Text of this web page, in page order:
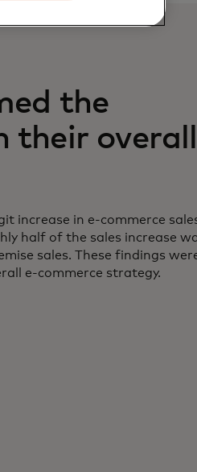
the
their overall
increase in e-commerce
half of the sales increase
sales. These findings
e-commerce strategy.